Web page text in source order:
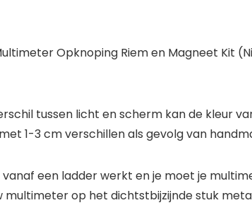
Opknoping Riem en Magneet Kit
tussen licht en scherm kan de kleur
1-3 cm verschillen als gevolg van
een ladder werkt en je moet je
multimeter op het dichtstbijzijnde stuk